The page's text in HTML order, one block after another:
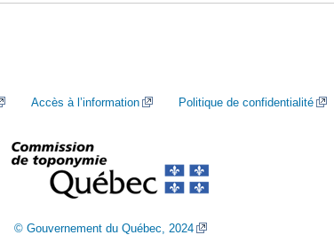
Accès à l’information Politique de confidentialité
© Gouvernement du Québec, 2024